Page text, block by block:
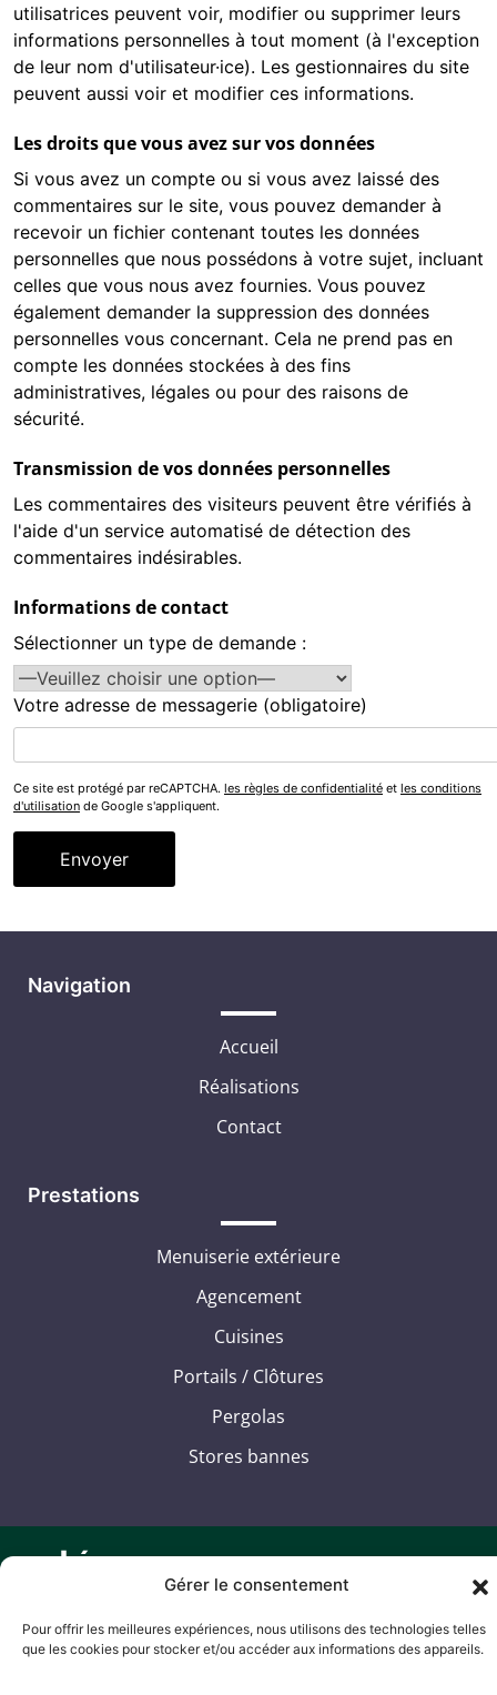
Gérer le consentement
Pour offrir les meilleures expériences, nous utilisons des technologies telles
que les cookies pour stocker et/ou accéder aux informations des appareils.
utilisatrices peuvent voir, modifier ou supprimer leurs
informations personnelles à tout moment (à l'exception
de leur nom d'utilisateur·ice). Les gestionnaires du site
peuvent aussi voir et modifier ces informations.
Les droits que vous avez sur vos données
Si vous avez un compte ou si vous avez laissé des
commentaires sur le site, vous pouvez demander à
recevoir un fichier contenant toutes les données
personnelles que nous possédons à votre sujet, incluant
celles que vous nous avez fournies. Vous pouvez
également demander la suppression des données
personnelles vous concernant. Cela ne prend pas en
compte les données stockées à des fins
administratives, légales ou pour des raisons de
sécurité.
Transmission de vos données personnelles
Les commentaires des visiteurs peuvent être vérifiés à
l'aide d'un service automatisé de détection des
commentaires indésirables.
Informations de contact
Sélectionner un type de demande :
Votre adresse de messagerie (obligatoire)
Ce site est protégé par reCAPTCHA. les règles de confidentialité et les conditions
d'utilisation de Google s'appliquent.
Navigation
Accueil
Réalisations
Contact
Prestations
Menuiserie extérieure
Agencement
Cuisines
Portails / Clôtures
Pergolas
Stores bannes
Mentions légales